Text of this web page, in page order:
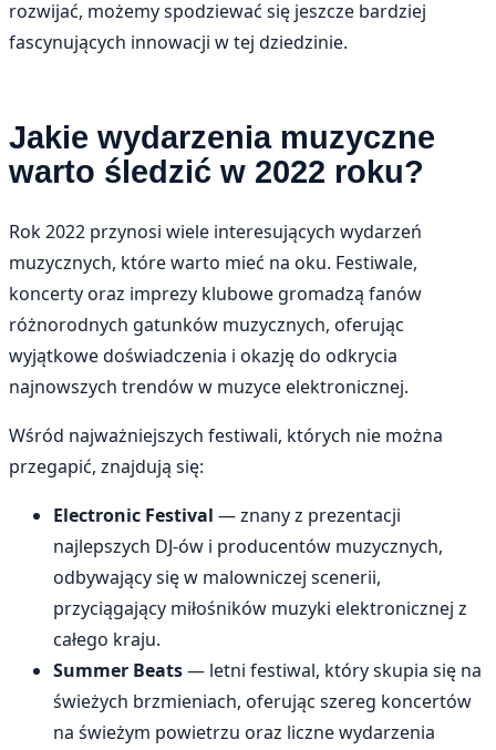
rozwijać, możemy spodziewać się jeszcze bardziej
fascynujących innowacji w tej dziedzinie.
Jakie wydarzenia muzyczne
warto śledzić w 2022 roku?
Rok 2022 przynosi wiele interesujących wydarzeń
muzycznych, które warto mieć na oku. Festiwale,
koncerty oraz imprezy klubowe gromadzą fanów
różnorodnych gatunków muzycznych, oferując
wyjątkowe doświadczenia i okazję do odkrycia
najnowszych trendów w muzyce elektronicznej.
Wśród najważniejszych festiwali, których nie można
przegapić, znajdują się:
Electronic Festival — znany z prezentacji
najlepszych DJ-ów i producentów muzycznych,
odbywający się w malowniczej scenerii,
przyciągający miłośników muzyki elektronicznej z
całego kraju.
Summer Beats— letni festiwal, który skupia się na
świeżych brzmieniach, oferując szereg koncertów
na świeżym powietrzu oraz liczne wydarzenia